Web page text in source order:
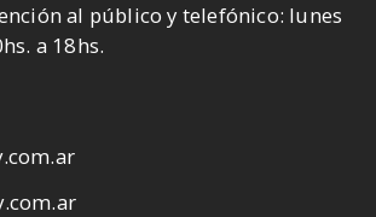
al público y telefónico: lunes
a 18hs.